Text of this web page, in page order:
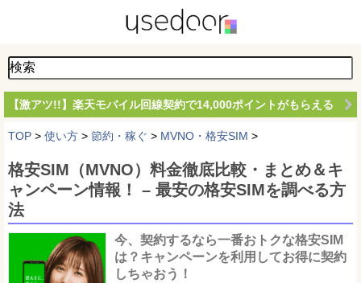
【激アツ!!】楽天モバイル回線契約で14,000ポイントがもらえる
TOP > 使い方 > 節約・稼ぐ > MVNO・格安SIM >
格安SIM（MVNO）料金徹底比較・まとめ＆キ
ャンペーン情報！ – 最安の格安SIMを調べる方
法
今、契約するなら一番おトクな格安SIM
は？キャンペーンを利用してお得に契約
しちゃおう！